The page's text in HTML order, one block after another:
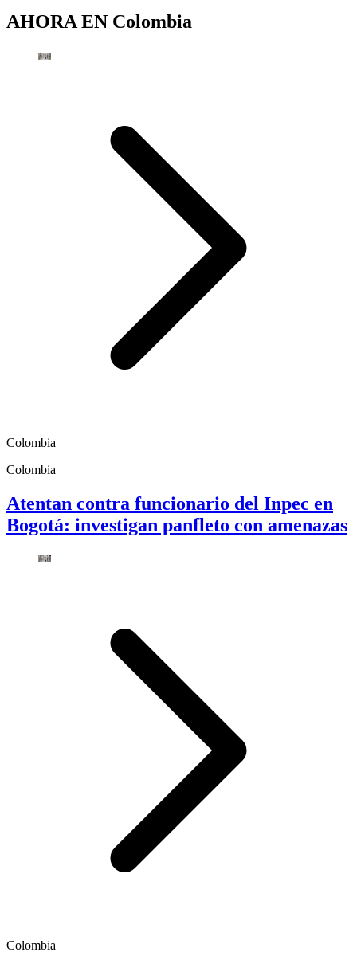
AHORA EN Colombia
Colombia
Colombia
Atentan contra funcionario del Inpec en
Bogotá: investigan panfleto con amenazas
Colombia